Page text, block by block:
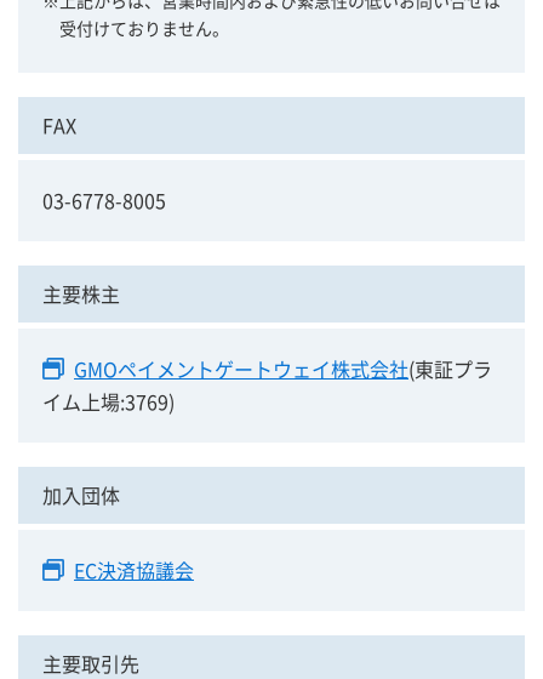
受付けておりません。
FAX
03-6778-8005
主要株主
GMOペイメントゲートウェイ株式会社(東証プラ
イム上場:3769)
加入団体
EC決済協議会
主要取引先